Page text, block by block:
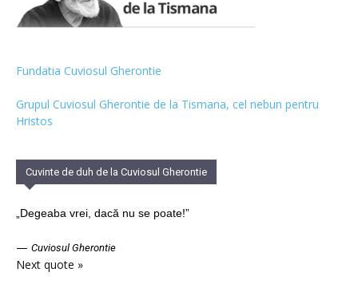
Fundatia Cuviosul Gherontie
Grupul Cuviosul Gherontie de la Tismana, cel nebun pentru
Hristos
Cuvinte de duh de la Cuviosul Gherontie
„Degeaba vrei, dacă nu se poate!”
— Cuviosul Gherontie
Next quote »